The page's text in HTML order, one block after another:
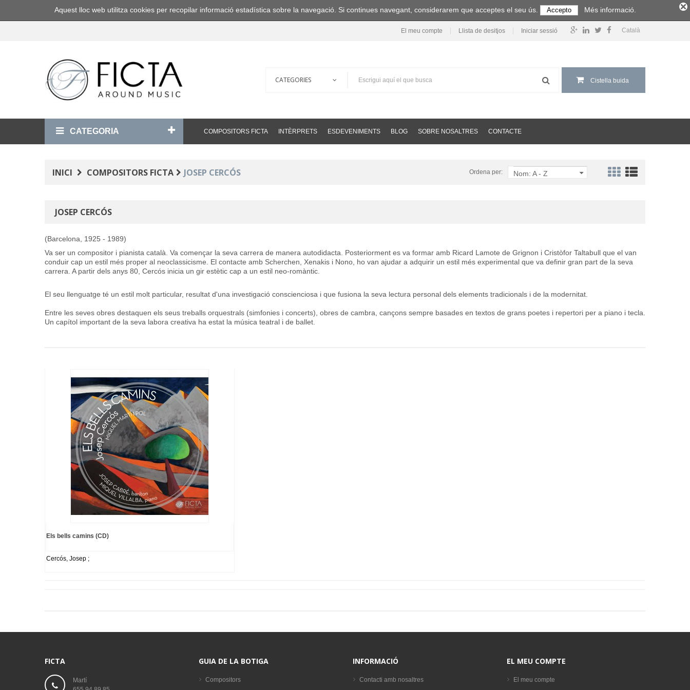
Català
El meu compte Llista de desitjos Iniciar sessió
Cistella buida
CATEGORIA COMPOSITORS FICTA INTÈRPRETS ESDEVENIMENTS BLOG SOBRE NOSALTRES CONTACTE
INICI COMPOSITORS FICTA JOSEP CERCÓS Ordena per: Nom: A - Z
JOSEP CERCÓS
(Barcelona, 1925 - 1989)
Va ser un compositor i pianista català. Va començar la seva carrera de manera autodidacta. Posteriorment es va formar amb Ricard Lamote de Grignon i Cristòfor Taltabull que el van
conduir cap un estil més proper al neoclassicisme. El contacte amb Scherchen, Xenakis i Nono, ho van ajudar a adquirir un estil més experimental que va definir gran part de la seva
carrera. A partir dels anys 80, Cercós inicia un gir estètic cap a un estil neo-romàntic.
El seu llenguatge té un estil molt particular, resultat d'una investigació conscienciosa i que fusiona la seva lectura personal dels elements tradicionals i de la modernitat.
Entre les seves obres destaquen els seus treballs orquestrals (simfonies i concerts), obres de cambra, cançons sempre basades en textos de grans poetes i repertori per a piano i tecla.
Un capítol important de la seva labora creativa ha estat la música teatral i de ballet.
Els bells camins (CD)
Cercós, Josep ;
FICTA
Martí
GUIA DE LA BOTIGA
Compositors
INFORMACIÓ
Contacti amb nosaltres
EL MEU COMPTE
El meu compte
Aquest lloc web utilitza cookies per recopilar informació estadística sobre la navegació. Si continues navegant, considerarem que acceptes el seu ús. Accepto Més informació.